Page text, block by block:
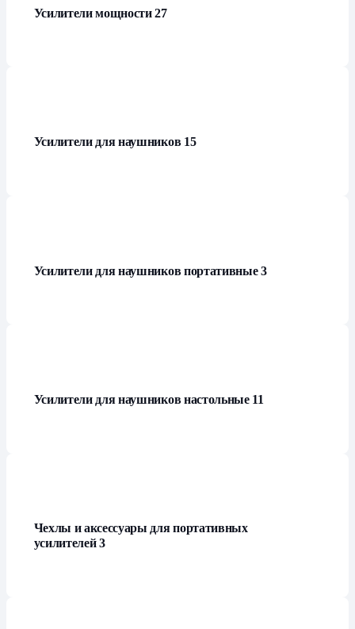
Усилители мощности27
Усилители для наушников 15
Усилители для наушников портативные3
Усилители для наушников настольные 11
Чехлы и аксессуары для портативных
усилителей3